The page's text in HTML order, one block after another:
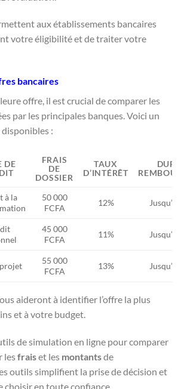
aux établissements bancaires
votre éligibilité et de traiter votre
bancaires
offre, il est crucial de comparer les
par les principales banques. Voici un
:
DE
FRAIS
DE
DOSSIER
TAUX
D’INTÉRÊT
à la
50 000
FCFA
12%
45 000
FCFA
11%
55 000
FCFA
13%
aideront à identifier l’offre la plus
et à votre budget.
de simulation en ligne pour comparer
lesfraiset les montantsde
outils simplifient la prise de décision et
choisir en toute confiance.